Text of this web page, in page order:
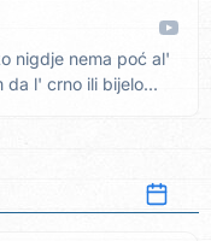
nigdje nema poć al'
da l' crno ili bijelo...